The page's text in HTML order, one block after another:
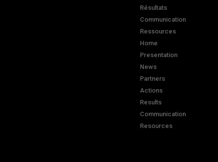
Résultats
Communication
Ressources
Home
Presentation
News
Partners
Actions
Results
Communication
Resources